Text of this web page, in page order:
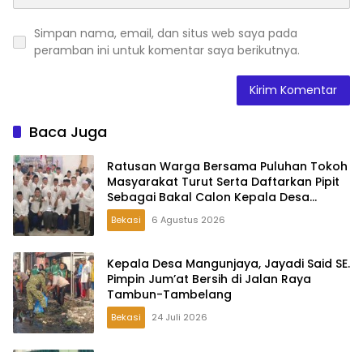
Simpan nama, email, dan situs web saya pada
peramban ini untuk komentar saya berikutnya.
Baca Juga
Ratusan Warga Bersama Puluhan Tokoh
Masyarakat Turut Serta Daftarkan Pipit
Sebagai Bakal Calon Kepala Desa
Lambangsari
Bekasi 6 Agustus 2026
Kepala Desa Mangunjaya, Jayadi Said SE.
Pimpin Jum’at Bersih di Jalan Raya
Tambun-Tambelang
Bekasi 24 Juli 2026